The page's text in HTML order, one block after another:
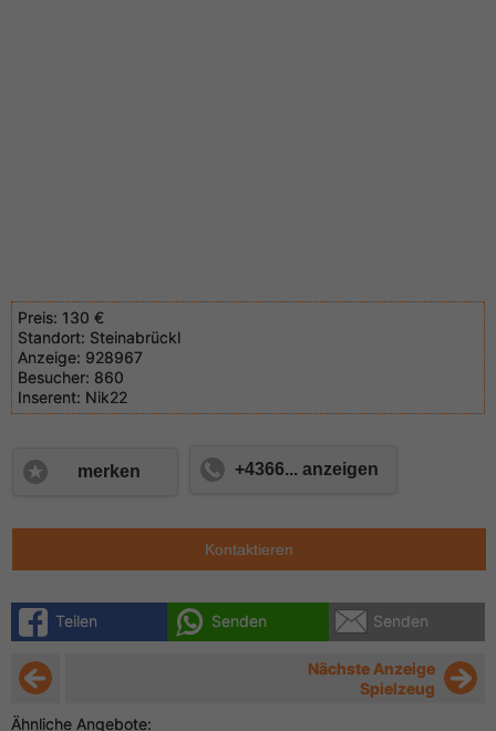
Preis: 130 €
Standort: Steinabrückl
Anzeige: 928967
Besucher: 860
Inserent: Nik22
merken +4366... anzeigen
Kontaktieren
Teilen Senden Senden
Nächste Anzeige
Spielzeug
Ähnliche Angebote: